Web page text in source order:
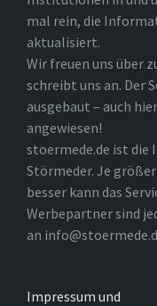
mal rein, die
aktualisiert.
Wir freuen uns über
schreibt uns an. Der
ausgebaut – auch
angewiesen!
stoermede.de ist
Störmeder. Je
besser kann das
Werbepartner sind
an
Impressum und